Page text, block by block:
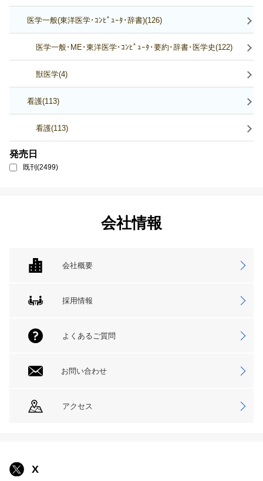
医学一般(東洋医学･ｺﾝﾋﾟｭｰﾀ･辞書)(126)
医学一般･ME･東洋医学･ｺﾝﾋﾟｭｰﾀ･要約･辞書･医学史(122)
獣医学(4)
看護(113)
看護(113)
発売日
既刊(2499)
会社情報
会社概要
採用情報
よくあるご質問
お問い合わせ
アクセス
X